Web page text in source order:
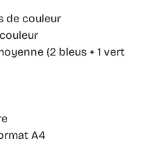
de couleur
(2 bleus + 1 vert
A4